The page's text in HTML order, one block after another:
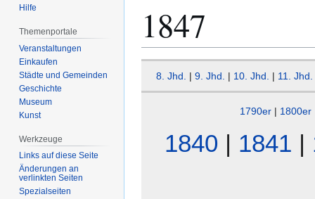
1847
Navigation
Suche
8. Jhd. | 9. Jhd. | 10. Jhd. | 11. Jhd.
1790er | 1800er
1840 | 1841 |
Hilfe
Themenportale
Veranstaltungen
Einkaufen
Städte und Gemeinden
Geschichte
Museum
Kunst
Werkzeuge
Links auf diese Seite
Änderungen an
verlinkten Seiten
Spezialseiten